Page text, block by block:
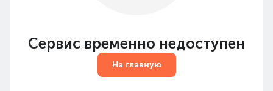
Сервис временно недоступен
На главную